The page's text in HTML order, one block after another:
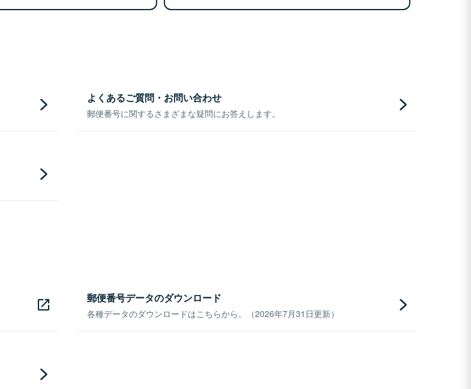
よくあるご質問・お問い合わせ
郵便番号に関するさまざまな疑問にお答えします。
郵便番号データのダウンロード
各種データのダウンロードはこちらから。（2026年7月31日更新）